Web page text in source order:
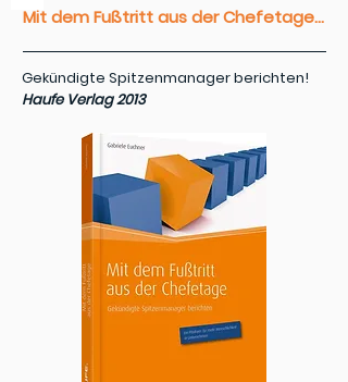
Mit dem Fußtritt aus der Chefetage...
Gekündigte Spitzenmanager berichten!
Haufe Verlag 2013